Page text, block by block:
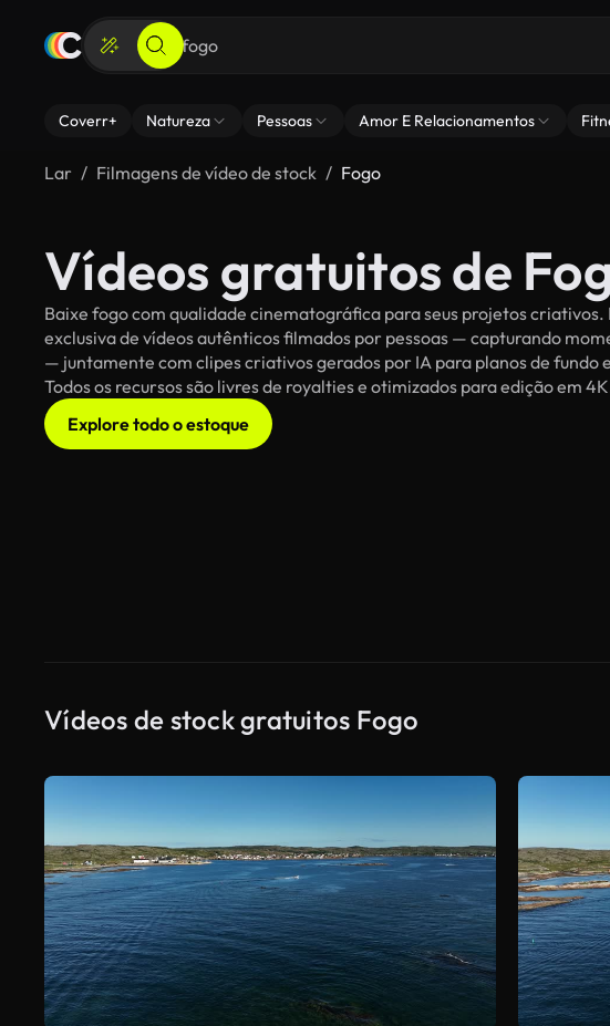
Coverr+ Natureza Pessoas Amor E Relacionamentos
Lar Filmagens de vídeo de stock Fogo
Vídeos gratuitos de
Baixe fogo com qualidade cinematográfica para seus projetos
exclusiva de vídeos autênticos filmados por pessoas — capturando
— juntamente com clipes criativos gerados por IA para planos de fundo
Todos os recursos são livres de royalties e otimizados para edição em
Explore todo o estoque
Vídeos de stock gratuitos Fogo